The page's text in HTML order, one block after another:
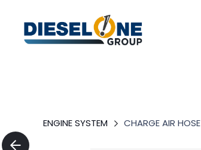
ENGINE SYSTEM CHARGE AIR HOSE